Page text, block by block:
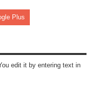
Plus
edit it by entering text in